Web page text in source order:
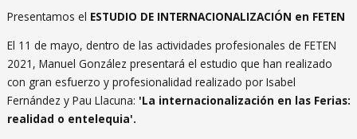
Presentamos el ESTUDIO DE INTERNACIONALIZACIÓN en FETEN
El 11 de mayo, dentro de las actividades profesionales de FETEN
2021, Manuel González presentará el estudio que han realizado
con gran esfuerzo y profesionalidad realizado por Isabel
Fernández y Pau Llacuna: 'La internacionalización en las Ferias:
realidad o entelequia'.